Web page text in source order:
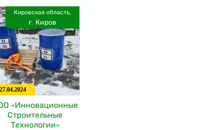
Кировская область,
г. Киров
27.04.2024
«Инновационные
Строительные
Технологии»